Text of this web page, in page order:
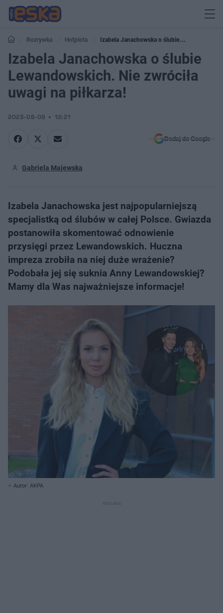
Rozrywka Hotplota
Izabela Janachowska o ślubie
Lewandowskich. Nie zwróciła uwagi na piłkarza!
Izabela Janachowska o ślubie
Lewandowskich. Nie zwróciła
uwagi na piłkarza!
2023-08-09 12:21
Dodaj do Google
Gabriela Majewska
Izabela Janachowska jest najpopularniejszą
specjalistką od ślubów w całej Polsce. Gwiazda
postanowiła skomentować odnowienie
przysięgi przez Lewandowskich. Huczna
impreza zrobiła na niej duże wrażenie?
Podobała jej się suknia Anny Lewandowskiej?
Mamy dla Was najważniejsze informacje!
Autor: AKPA